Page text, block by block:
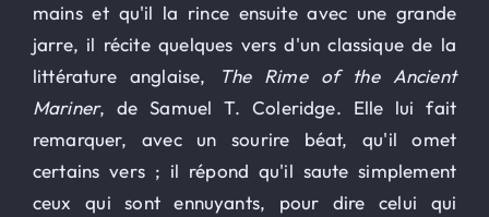
mains et qu'il la rince ensuite avec une grande
jarre, il récite quelques vers d'un classique de la
littérature anglaise, The Rime of the Ancient
Mariner, de Samuel T. Coleridge. Elle lui fait
remarquer, avec un sourire béat, qu'il omet
certains vers ; il répond qu'il saute simplement
ceux qui sont ennuyants, pour dire celui qui